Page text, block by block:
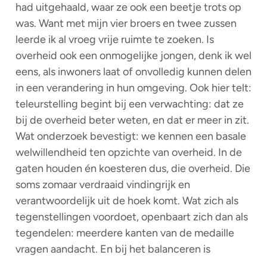
had uitgehaald, waar ze ook een beetje trots op
was. Want met mijn vier broers en twee zussen
leerde ik al vroeg vrije ruimte te zoeken. Is
overheid ook een onmogelijke jongen, denk ik wel
eens, als inwoners laat of onvolledig kunnen delen
in een verandering in hun omgeving. Ook hier telt:
teleurstelling begint bij een verwachting: dat ze
bij de overheid beter weten, en dat er meer in zit.
Wat onderzoek bevestigt: we kennen een basale
welwillendheid ten opzichte van overheid. In de
gaten houden én koesteren dus, die overheid. Die
soms zomaar verdraaid vindingrijk en
verantwoordelijk uit de hoek komt. Wat zich als
tegenstellingen voordoet, openbaart zich dan als
tegendelen: meerdere kanten van de medaille
vragen aandacht. En bij het balanceren is